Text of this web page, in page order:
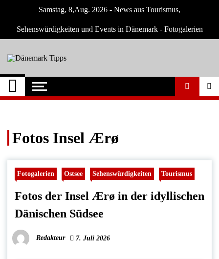
content
Samstag, 8,Aug. 2026 - News aus Tourismus,
Sehenswürdigkeiten und Events in Dänemark - Fotogalerien
Dänemark Tipps
Neuigkeiten und Nachrichten in Dänemark
Fotos Insel Ærø
Fotogalerien Ostsee Sehenswürdigkeiten Tourismus
Fotos der Insel Ærø in der idyllischen
Dänischen Südsee
Redakteur 7. Juli 2026